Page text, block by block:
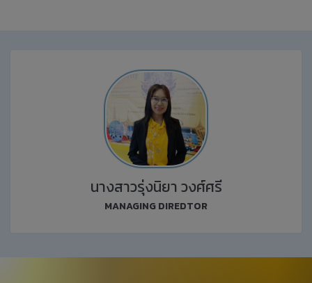
นางสาวรุ่งนิยา วงศ์ศรี
MANAGING DIREDTOR